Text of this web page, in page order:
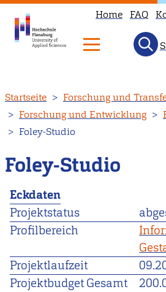
zum
Inhalt
Home FAQ
Startseite
Forschung und
Forschung und Entwicklung
Foley-Studio
Foley-Studio
Eckdaten
Projektstatus
Profilbereich
Projektlaufzeit
Projektbudget Gesamt